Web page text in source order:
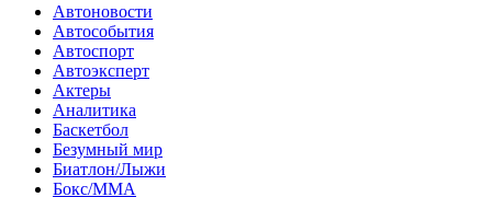
Автоновости
Автособытия
Автоспорт
Автоэксперт
Актеры
Аналитика
Баскетбол
Безумный мир
Биатлон/Лыжи
Бокс/MMA